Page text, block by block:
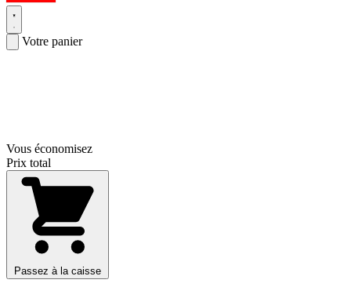
Votre panier
Vous économisez
Prix total
Passez à la caisse